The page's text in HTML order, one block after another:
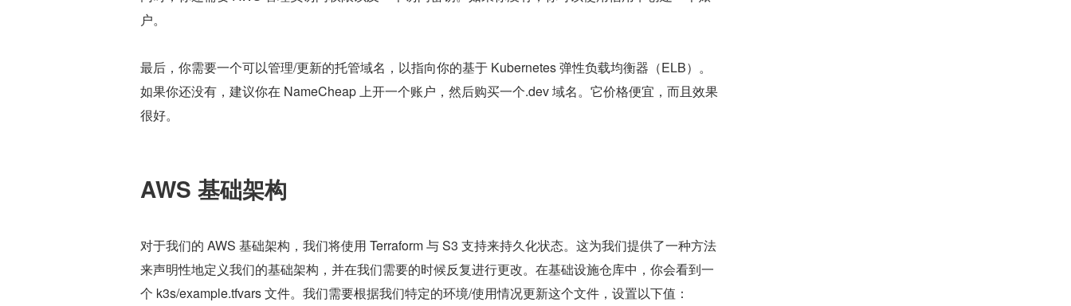
户。
最后，你需要一个可以管理/更新的托管域名，以指向你的基于 Kubernetes 弹性负载均衡器（ELB）。
如果你还没有，建议你在 NameCheap 上开一个账户，然后购买一个.dev 域名。它价格便宜，而且效果
很好。
AWS 基础架构
对于我们的 AWS 基础架构，我们将使用 Terraform 与 S3 支持来持久化状态。这为我们提供了一种方法
来声明性地定义我们的基础架构，并在我们需要的时候反复进行更改。在基础设施仓库中，你会看到一
个 k3s/example.tfvars 文件。我们需要根据我们特定的环境/使用情况更新这个文件，设置以下值：